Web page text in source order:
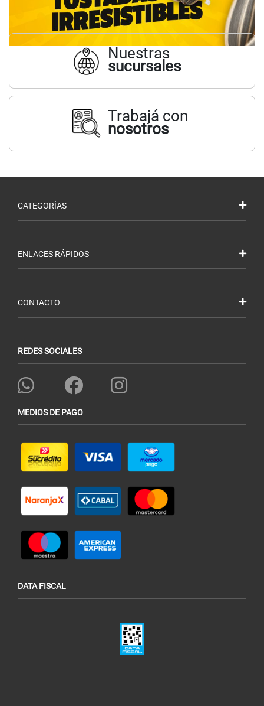
Nuestras
sucursales
Trabajá con
nosotros
CATEGORÍAS
ENLACES RÁPIDOS
CONTACTO
REDES SOCIALES
MEDIOS DE PAGO
DATA FISCAL